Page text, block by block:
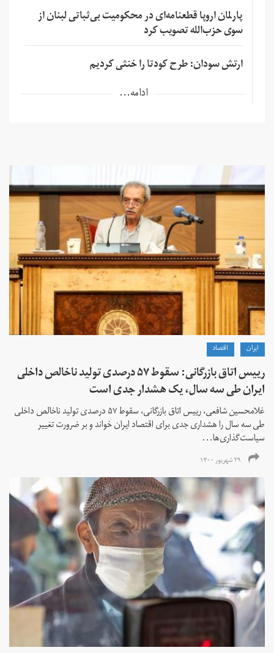
پارلمان اروپا قطعنامه‌ای در محکومیت بی‌ثباتی لبنان از
سوی حزب‌الله تصویب کرد
ارتش سودان: طرح کودتا را خنثی کردیم
ادامه...
ايران اقتصاد
رییس اتاق بازرگانی: سقوط ۵۷ درصدی تولید ناخالص داخلی
ایران طی سه سال، یک هشدار جدی است
غلامحسین شافعی، رییس اتاق بازرگانی، سقوط ۵۷ درصدی تولید ناخالص داخلی
طی سه سال را هشداری جدی برای اقتصاد ایران خواند و بر ضرورت تغییر
سیاست‌گذاری‌ها...
۲۹ شهریور ۱۴۰۰